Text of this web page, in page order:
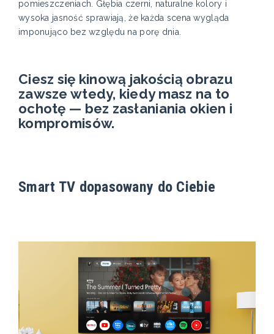
pomieszczeniach. Głębia czerni, naturalne kolory i
wysoka jasność sprawiają, że każda scena wygląda
imponująco bez względu na porę dnia.
Ciesz się kinową jakością obrazu
zawsze wtedy, kiedy masz na to
ochotę — bez zasłaniania okien i
kompromisów.
Smart TV dopasowany do Ciebie